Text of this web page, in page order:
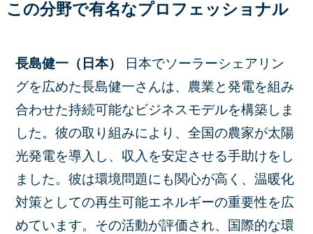
この分野で有名なプロフェッショナル
長島健一（日本）
日本でソーラーシェアリン
グを広めた長島健一さんは、農業と発電を組み
合わせた持続可能なビジネスモデルを構築しま
した。彼の取り組みにより、全国の農家が太陽
光発電を導入し、収入を安定させる手助けをし
ました。彼は環境問題にも関心が高く、温暖化
対策としての再生可能エネルギーの重要性を広
めています。その活動が評価され、国際的な環